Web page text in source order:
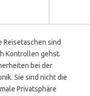
Reisetaschen sind
Kontrollen gehst.
bei der
Sie sind nicht die
Privatsphäre